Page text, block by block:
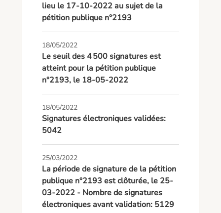
lieu le 17-10-2022 au sujet de la
pétition publique n°2193
18/05/2022
Le seuil des 4 500 signatures est
atteint pour la pétition publique
n°2193, le 18-05-2022
18/05/2022
Signatures électroniques validées:
5042
25/03/2022
La période de signature de la pétition
publique n°2193 est clôturée, le 25-
03-2022 - Nombre de signatures
électroniques avant validation: 5129